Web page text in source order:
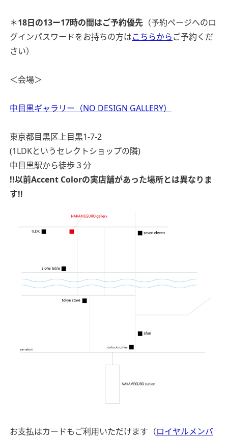
＊18日の13ー17時の間はご予約優先 （予約ページへのロ
グインパスワードをお持ちの方はこちらからご予約くだ
さい）
＜会場＞
中目黒ギャラリー（NO DESIGN GALLERY）
東京都目黒区上目黒1-7-2
(1LDKというセレクトショップの隣)
中目黒駅から徒歩３分
!!以前Accent Colorの実店舗があった場所とは異なりま
す!!
お支払はカードもご利用いただけます（ロイヤルメンバ